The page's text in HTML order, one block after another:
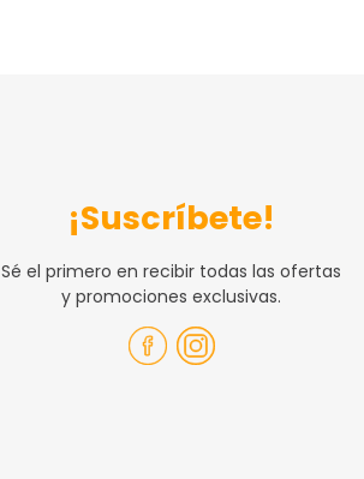
¡Suscríbete!
Sé el primero en recibir todas las ofertas
y promociones exclusivas.